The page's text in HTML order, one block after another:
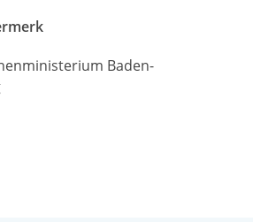
Baden-